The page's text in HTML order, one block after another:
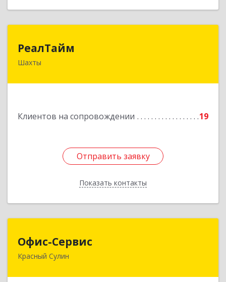
РеалТайм
Шахты
Клиентов на сопровождении 19
Отправить заявку
Показать контакты
Отправить заявку
Назад
Офис-Сервис
Красный Сулин
346350, Ростовская обл, р-н Красносулинский,